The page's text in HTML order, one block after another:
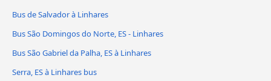
Bus de Salvador à Linhares
Bus São Domingos do Norte, ES - Linhares
Bus São Gabriel da Palha, ES à Linhares
Serra, ES à Linhares bus